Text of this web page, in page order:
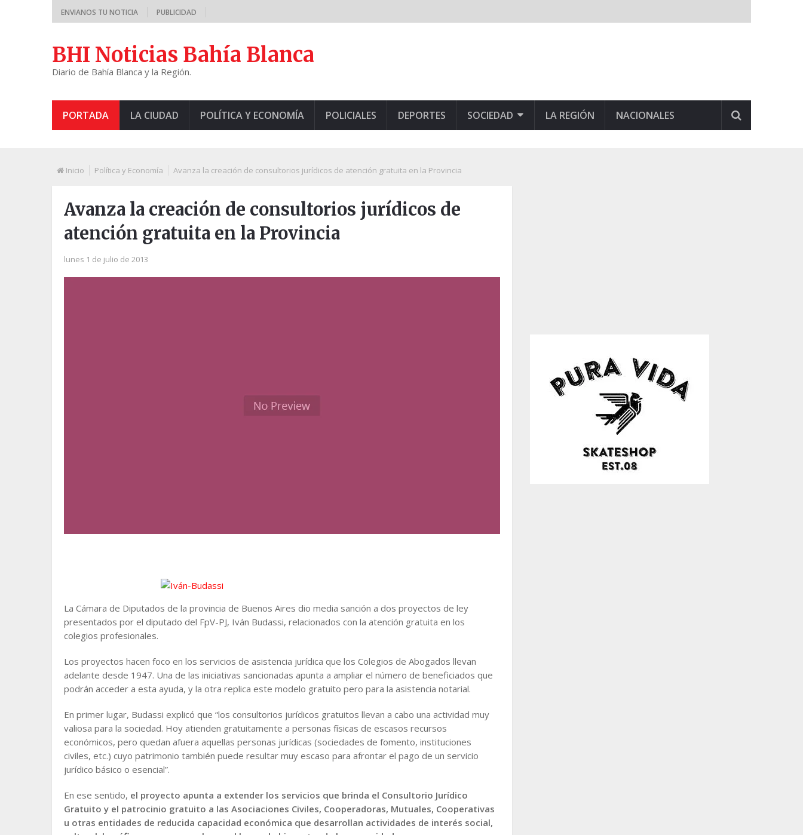
ENVIANOS TU NOTICIA PUBLICIDAD
BHI Noticias Bahía Blanca
Diario de Bahía Blanca y la Región.
PORTADA LA CIUDAD POLÍTICA Y ECONOMÍA POLICIALES DEPORTES SOCIEDAD LA REGIÓN NACIONALES
Inicio Política y Economía Avanza la creación de consultorios jurídicos de atención gratuita en la Provincia
Avanza la creación de consultorios jurídicos de
atención gratuita en la Provincia
lunes 1 de julio de 2013
La Cámara de Diputados de la provincia de Buenos Aires dio media sanción a dos proyectos de ley
presentados por el diputado del FpV-PJ, Iván Budassi, relacionados con la atención gratuita en los
colegios profesionales.
Los proyectos hacen foco en los servicios de asistencia jurídica que los Colegios de Abogados llevan
adelante desde 1947. Una de las iniciativas sancionadas apunta a ampliar el número de beneficiados que
podrán acceder a esta ayuda, y la otra replica este modelo gratuito pero para la asistencia notarial.
En primer lugar, Budassi explicó que “los consultorios jurídicos gratuitos llevan a cabo una actividad muy
valiosa para la sociedad. Hoy atienden gratuitamente a personas físicas de escasos recursos
económicos, pero quedan afuera aquellas personas jurídicas (sociedades de fomento, instituciones
civiles, etc.) cuyo patrimonio también puede resultar muy escaso para afrontar el pago de un servicio
jurídico básico o esencial”.
En ese sentido, el proyecto apunta a extender los servicios que brinda el Consultorio Jurídico
Gratuito y el patrocinio gratuito a las Asociaciones Civiles, Cooperadoras, Mutuales, Cooperativas
u otras entidades de reducida capacidad económica que desarrollan actividades de interés social,